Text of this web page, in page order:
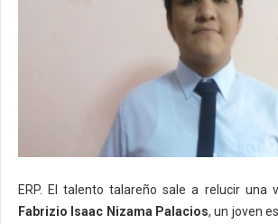
ERP. El talento talareño sale a relucir una
Fabrizio Isaac Nizama Palacios, un joven